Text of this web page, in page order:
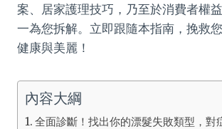
案、居家護理技巧，乃至於消費者權
一為您拆解。立即跟隨本指南，挽救
健康與美麗！
內容大綱
全面診斷！找出你的漂髮失敗類型，對